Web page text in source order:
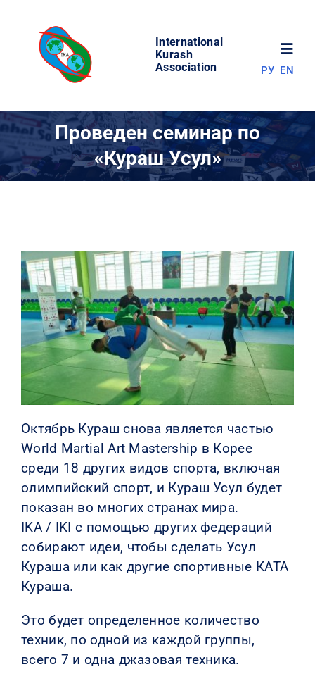
content
International
Kurash
Association
МИР КУРАША
РЕЗУЛЬТАТЫ
КОНТАКТЫ
РУ EN
Проведен семинар по
«Кураш Усул»
Октябрь Кураш снова является частью
World Martial Art Mastership в Корее
среди 18 других видов спорта, включая
олимпийский спорт, и Кураш Усул будет
показан во многих странах мира.
IKA / IKI с помощью других федераций
собирают идеи, чтобы сделать Усул
Кураша или как другие спортивные КАТА
Кураша.
Это будет определенное количество
техник, по одной из каждой группы,
всего 7 и одна джазовая техника.